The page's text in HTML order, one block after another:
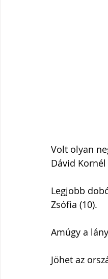
Volt olyan
Dávid
Legjobb
Zsófia (10).
Amúgy a
Jöhet az